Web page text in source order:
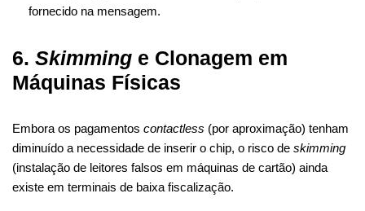
fornecido na mensagem.
6. Skimming e Clonagem em
Máquinas Físicas
Embora os pagamentos contactless (por aproximação) tenham
diminuído a necessidade de inserir o chip, o risco de skimming
(instalação de leitores falsos em máquinas de cartão) ainda
existe em terminais de baixa fiscalização.